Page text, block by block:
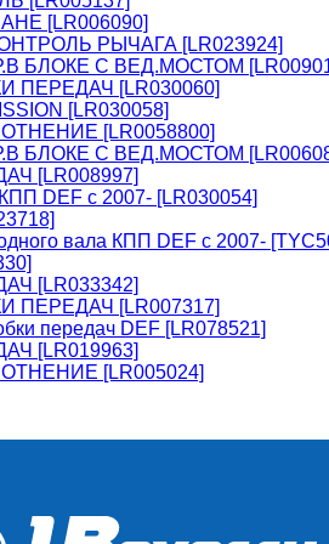
[LR006090]
РЫЧАГА [LR023924]
БЛОКЕ С ВЕД.МОСТОМ
ПЕРЕДАЧ [LR030060]
[LR030058]
[LR0058800]
БЛОКЕ С ВЕД.МОСТОМ
[LR008997]
DEF c 2007- [LR030054]
вала КПП DEF c 2007-
[LR033342]
ПЕРЕДАЧ [LR007317]
передач DEF [LR078521]
[LR019963]
[LR005024]